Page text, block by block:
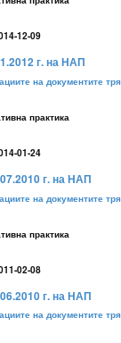
12-09
г. на НАП
на документите
практика
01-24
г. на НАП
на документите
практика
02-08
г. на НАП
на документите